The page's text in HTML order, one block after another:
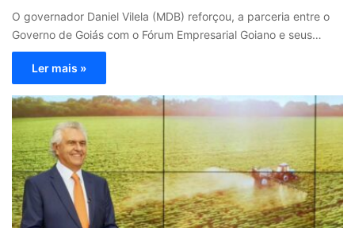
O governador Daniel Vilela (MDB) reforçou, a parceria entre o
Governo de Goiás com o Fórum Empresarial Goiano e seus…
Ler mais »